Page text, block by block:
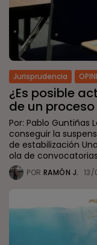
Jurisprudencia
¿Es posible
de un
Por: Pablo Guntiñas
conseguir la
de estabilización
ola de
POR RAMÓN J.